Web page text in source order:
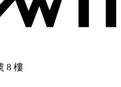
8 樓